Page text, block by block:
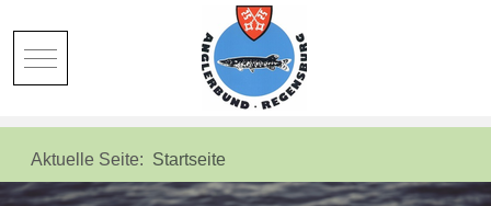
Mobile Menu Toggle
Aktuelle Seite: Startseite